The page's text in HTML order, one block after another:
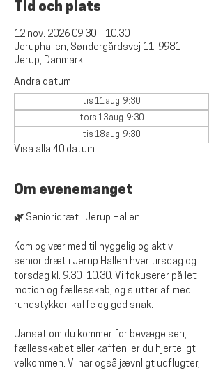
Tid och plats
12 nov. 2026 09:30 – 10:30
Jeruphallen, Søndergårdsvej 11, 9981
Jerup, Danmark
Andra datum
tis 11 aug. 9:30
tors 13 aug. 9:30
tis 18 aug. 9:30
Visa alla 40 datum
Om evenemanget
🌿 Senioridræt i Jerup Hallen
Kom og vær med til hyggelig og aktiv
senioridræt i Jerup Hallen hver tirsdag og
torsdag kl. 9.30–10.30. Vi fokuserer på let
motion og fællesskab, og slutter af med
rundstykker, kaffe og god snak.
Uanset om du kommer for bevægelsen,
fællesskabet eller kaffen, er du hjerteligt
velkommen. Vi har også jævnligt udflugter,